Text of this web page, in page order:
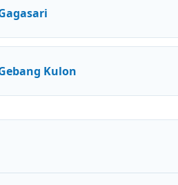
Kulon